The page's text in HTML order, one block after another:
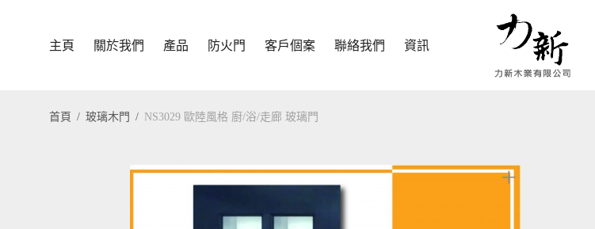
主頁 關於我們 產品 防火門 客戶個案 聯絡我們 資訊
首頁 / 玻璃木門 / NS3029 歐陸風格 廚/浴/走廊 玻璃門